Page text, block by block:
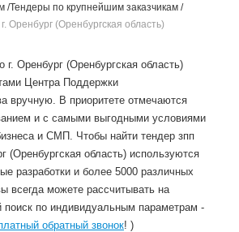
Тендеры по крупнейшим заказчикам
Оренбург (Оренбургская область)
г. Оренбург (Оренбургская область)
Центра Поддержки
вручную. В приоритете отмечаются
и с самыми выгодными условиями
и СМП. Чтобы найти тендер зпп
(Оренбургская область) используются
разработки и более 5000 различных
всегда можете рассчитывать на
поиск по индивидуальным параметрам -
обратный звонок! )